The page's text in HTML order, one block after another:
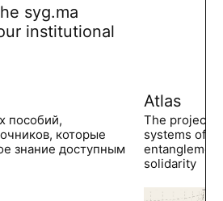
syg.ma
institutional
пособий,
которые
знание доступным
Atlas
The project
systems of
solidarity